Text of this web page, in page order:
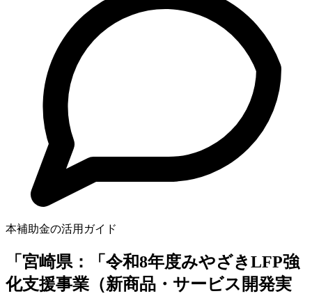
本補助金の活用ガイド
「宮崎県：「令和8年度みやざきLFP強
化支援事業（新商品・サービス開発実